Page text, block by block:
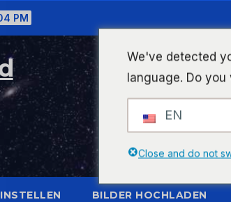
PM
BILDER HOCHLADEN
We've detected
language. Do
EN
Close and do not